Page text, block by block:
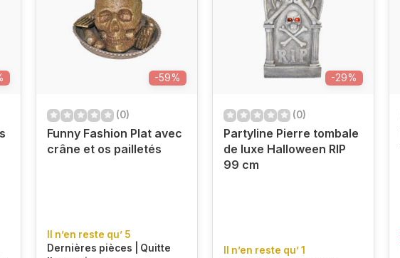
-59%
(0)
Funny Fashion Plat avec
crâne et os pailletés
Il n’en reste qu’ 5
Dernières pièces | Quitte
-29%
(0)
Partyline Pierre tombale
de luxe Halloween RIP
99 cm
Il n’en reste qu’ 1